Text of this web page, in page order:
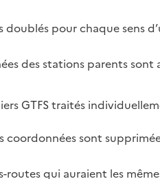
doublés pour chaque sens
des stations parents
GTFS traités
coordonnées sont
routes qui auraient les